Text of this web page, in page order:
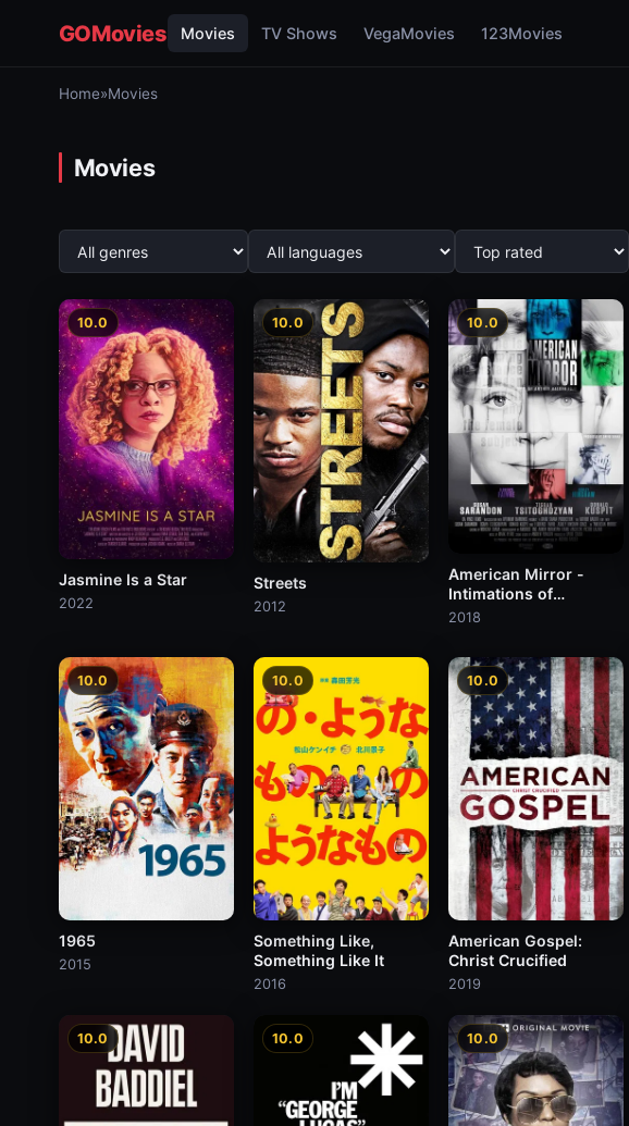
GOMovies Movies TV Shows VegaMovies 123Movies
Home»Movies
Movies
10.0
Jasmine Is a Star
2022
10.0
Streets
2012
10.0
American Mirror -
Intimations of
Immortality
2018
10.0
1965
2015
10.0
Something Like,
Something Like It
2016
10.0
American Gospel:
Christ Crucified
2019
10.0 10.0 10.0